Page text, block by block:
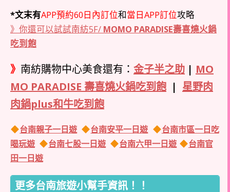
*文末有APP預約60日內訂位和當日APP訂位攻略
》你還可以試試南紡5F/ MOMO PARADISE壽喜燒火鍋
吃到飽
》 南紡購物中心美食還有： 金子半之助 | MO
MO PARADISE 壽喜燒火鍋吃到飽 | 星野肉
肉鍋plus和牛吃到飽
台南親子一日遊 台南安平一日遊
台南市區一日吃
喝玩遊
台南七股一日遊 台南六甲一日遊
台南官
田一日遊
更多台南旅遊小幫手資訊！！